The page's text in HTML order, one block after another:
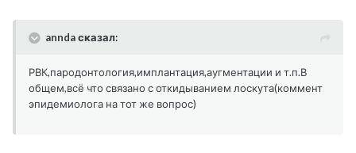
annda сказал:
РВК,пародонтология,имплантация,аугментации и т.п.В
общем,всё что связано с откидыванием лоскута(коммент
эпидемиолога на тот же вопрос)